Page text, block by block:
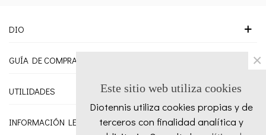
DIO
GUÍA DE COMPRA
UTILIDADES
INFORMACIÓN LEGAL
Este sitio web utiliza cookies
Diotennis utiliza cookies propias y de
terceros con finalidad analítica y
×